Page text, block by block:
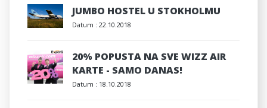
JUMBO HOSTEL U STOKHOLMU
Datum : 22.10.2018
20% POPUSTA NA SVE WIZZ AIR
KARTE - SAMO DANAS!
Datum : 18.10.2018